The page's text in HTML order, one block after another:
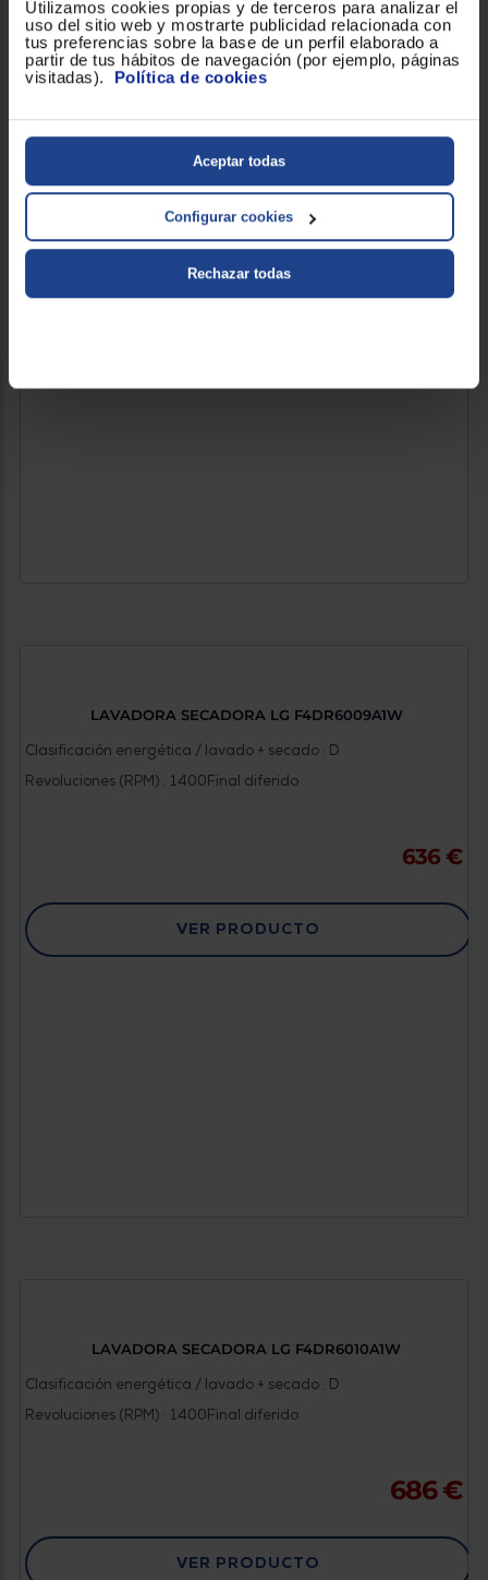
Utilizamos cookies propias y de terceros para analizar el
uso del sitio web y mostrarte publicidad relacionada con
tus preferencias sobre la base de un perfil elaborado a
partir de tus hábitos de navegación (por ejemplo, páginas
visitadas). Política de cookies
Aceptar todas
Configurar cookies
Rechazar todas
LAVADORA CARGA FRONTAL LG F4WR7010AGS
Clasificación Energética : ACapacidad de carga (Kg) : 10
Revoluciones (RPM) : 1400
VER PRODUCTO
LAVADORA SECADORA LG F4DR6009A1W
Clasificación energética / lavado + secado : D
Revoluciones (RPM) : 1400Final diferido
636 €
VER PRODUCTO
LAVADORA SECADORA LG F4DR6010A1W
Clasificación energética / lavado + secado : D
Revoluciones (RPM) : 1400Final diferido
686 €
VER PRODUCTO